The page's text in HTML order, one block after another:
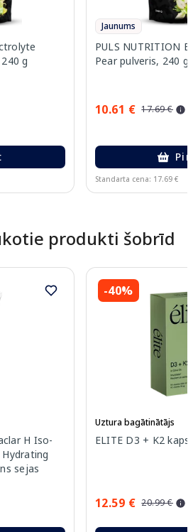
g
Jaunums
PULS NUTRITION
Pear pulveris, 240 g
10.61 € 17.69 €
Standarta cena: 17.69 €
produkti šobrīd
H Iso-
sejas
-40%
Uztura bagātinātājs
ELITE D3 + K2
12.59 € 20.99 €